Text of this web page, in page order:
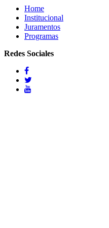
Home
Institucional
Juramentos
Programas
Redes Sociales